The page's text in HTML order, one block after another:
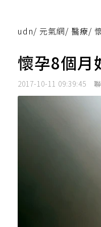
udn/ 元氣網/ 醫療/
懷孕8個月
2017-10-11 09:39:45